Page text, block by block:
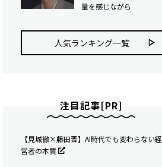
量を感じながら
人気ランキング⼀覧
注目記事[PR]
【見城徹×藤田晋】AI時代でも変わらない経
営者の本質